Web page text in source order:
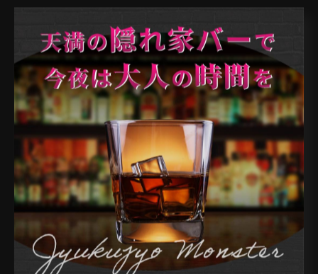
全てのカテゴリー
天満のバー
天神橋のバー
南森町のバー
扇町のバー
大阪市のバー
最近の投稿 Recent Posts